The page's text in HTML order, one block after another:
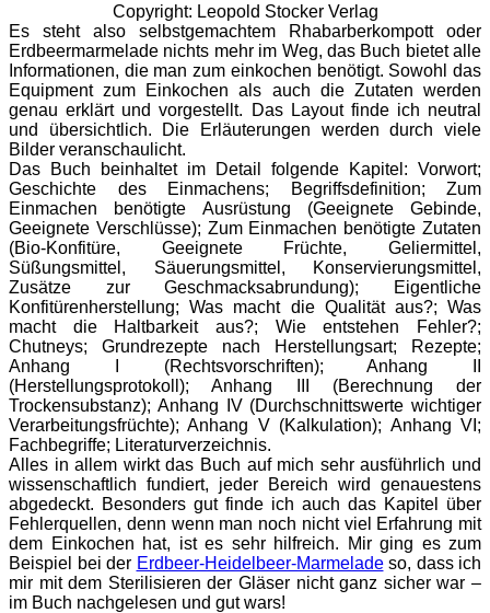
Copyright: Leopold Stocker Verlag
Es steht also selbstgemachtem Rhabarberkompott oder
Erdbeermarmelade nichts mehr im Weg, das Buch bietet alle
Informationen, die man zum einkochen benötigt. Sowohl das
Equipment zum Einkochen als auch die Zutaten werden
genau erklärt und vorgestellt. Das Layout finde ich neutral
und übersichtlich. Die Erläuterungen werden durch viele
Bilder veranschaulicht.
Das Buch beinhaltet im Detail folgende Kapitel: Vorwort;
Geschichte des Einmachens; Begriffsdefinition; Zum
Einmachen benötigte Ausrüstung (Geeignete Gebinde,
Geeignete Verschlüsse); Zum Einmachen benötigte Zutaten
(Bio-Konfitüre, Geeignete Früchte, Geliermittel,
Süßungsmittel, Säuerungsmittel, Konservierungsmittel,
Zusätze zur Geschmacksabrundung); Eigentliche
Konfitürenherstellung; Was macht die Qualität aus?; Was
macht die Haltbarkeit aus?; Wie entstehen Fehler?;
Chutneys; Grundrezepte nach Herstellungsart; Rezepte;
Anhang I (Rechtsvorschriften); Anhang II
(Herstellungsprotokoll); Anhang III (Berechnung der
Trockensubstanz); Anhang IV (Durchschnittswerte wichtiger
Verarbeitungsfrüchte); Anhang V (Kalkulation); Anhang VI;
Fachbegriffe; Literaturverzeichnis.
Alles in allem wirkt das Buch auf mich sehr ausführlich und
wissenschaftlich fundiert, jeder Bereich wird genauestens
abgedeckt. Besonders gut finde ich auch das Kapitel über
Fehlerquellen, denn wenn man noch nicht viel Erfahrung mit
dem Einkochen hat, ist es sehr hilfreich. Mir ging es zum
Beispiel bei der Erdbeer-Heidelbeer-Marmeladeso, dass ich
mir mit dem Sterilisieren der Gläser nicht ganz sicher war –
im Buch nachgelesen und gut wars!